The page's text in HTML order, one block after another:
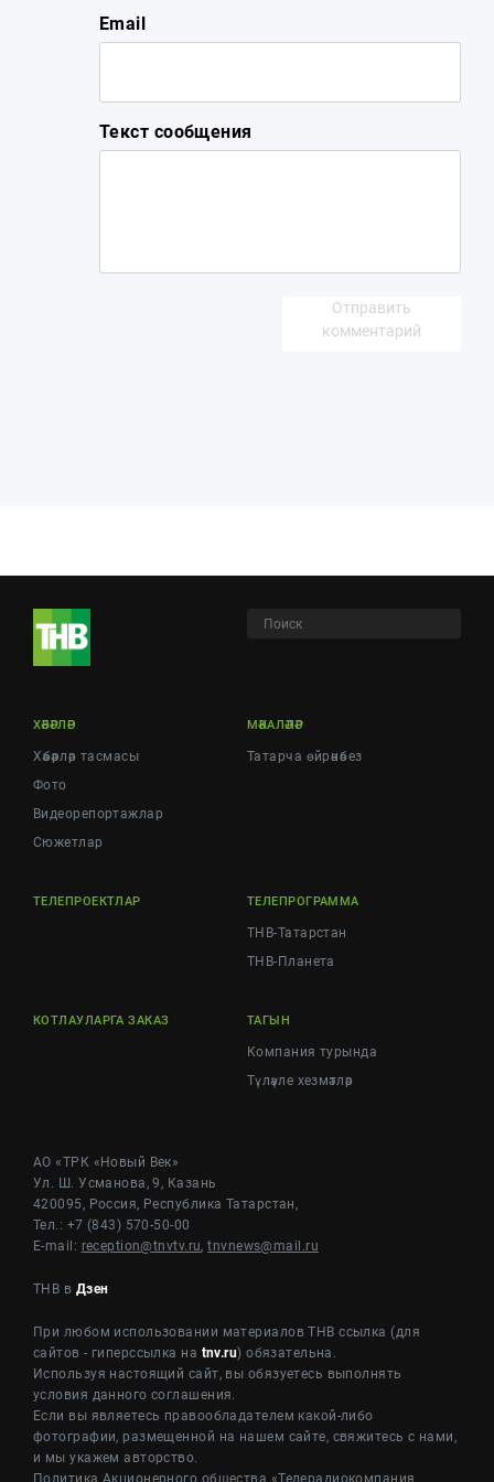
Email
Текст сообщения
Отправить
комментарий
ХӘБӘРЛӘР
Хәбәрләр тасмасы
Фото
Видеорепортажлар
Cюжетлар
МӘКАЛӘЛӘР
Татарча өйрәнәбез
ТЕЛЕПРОЕКТЛАР ТЕЛЕПРОГРАММА
ТНВ-Татарстан
ТНВ-Планета
КОТЛАУЛАРГА ЗАКАЗ ТАГЫН
Компания турында
Түләүле хезмәтләр
АО «ТРК «Новый Век»
Ул. Ш. Усманова, 9, Казань
420095, Россия, Республика Татарстан,
Тел.: +7 (843) 570-50-00
E-mail: reception@tnvtv.ru,tnvnews@mail.ru
ТНВ в Дзен
При любом использовании материалов ТНВ ссылка (для
сайтов - гиперссылка на tnv.ru) обязательна.
Используя настоящий сайт, вы обязуетесь выполнять
условия данного соглашения.
Если вы являетесь правообладателем какой-либо
фотографии, размещенной на нашем сайте, свяжитесь с нами,
и мы укажем авторство.
Политика Акционерного общества «Телерадиокомпания